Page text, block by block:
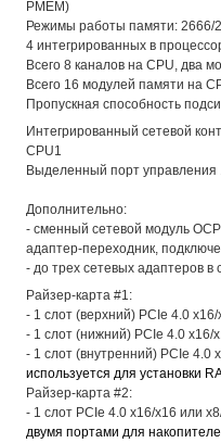
PMEM)
Режимы работы памяти: 2666/
4 интегрированных в
Всего 8 каналов на CPU, два
Всего 16 модулей памяти на
Пропускная способность
Интегрированный сетевой
CPU1
Выделенный порт управления
Дополнительно:
- сменный сетевой модуль
адаптер-переходник,
- до трех сетевых адаптеров
Райзер-карта #1:
- 1 слот (верхний) PCIe 4.0
- 1 слот (нижний) PCIe 4.0
- 1 слот (внутренний) PCIe
используется для установки
Райзер-карта #2:
- 1 слот PCIe 4.0 x16/x16 или
двумя портами для